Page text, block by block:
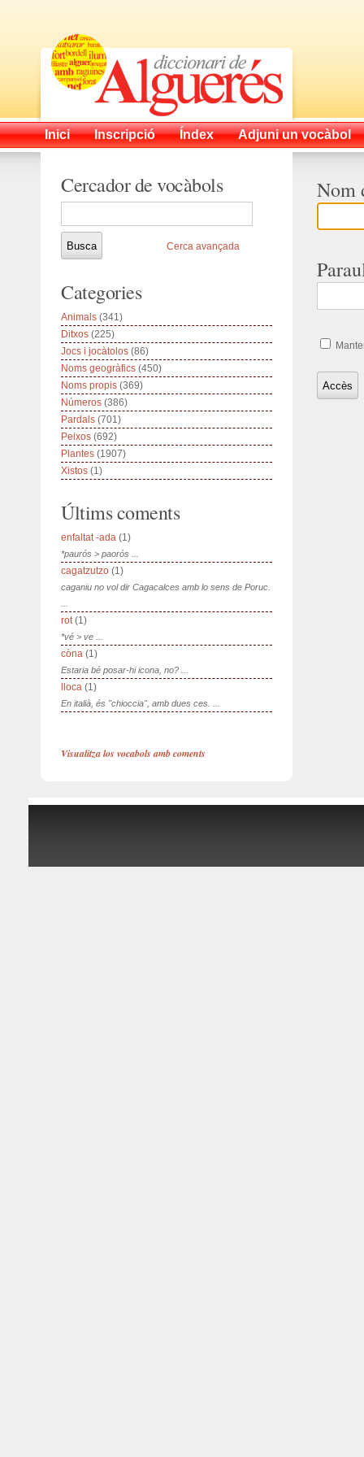
Inici Inscripció Índex Adjuni un vocàbol
Nom
Cercador de vocàbols
Cerca avançada
Categories
Animals (341)
Ditxos (225)
Jocs i jocàtolos (86)
Noms geogràfics (450)
Noms propis (369)
Números (386)
Pardals (701)
Peixos (692)
Plantes (1907)
Xistos (1)
Últims coments
enfaltat -ada (1)
*paurós > paorós ...
cagatzutzo (1)
caganiu no vol dir Cagacalces amb lo sens de Poruc.
rot(1)
*vé > ve ...
còna (1)
Estaria bé posar-hi icona, no? ...
lloca (1)
En italià, és "chioccia", amb dues ces. ...
Visualitza los vocabols amb coments